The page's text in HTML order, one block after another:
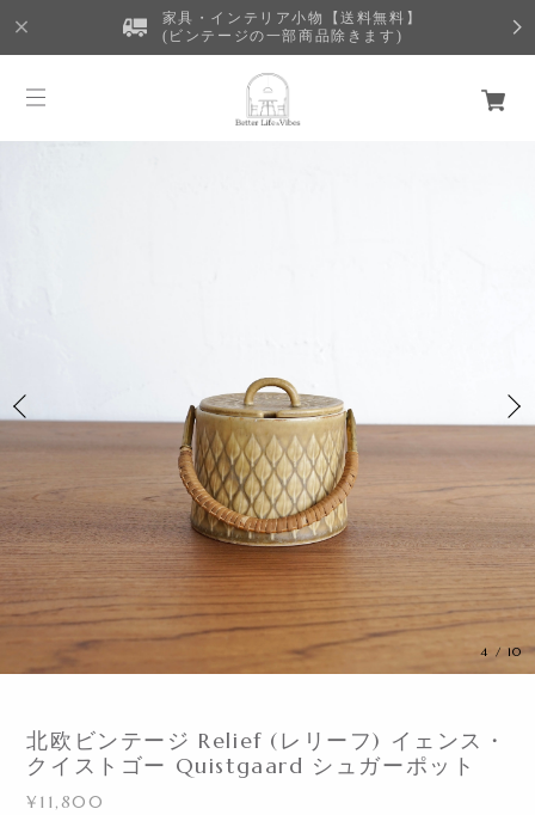
家具・インテリア小物【送料無料】
(ビンテージの一部商品除きます)
4 / 10
北欧ビンテージ Relief (レリーフ) イェンス・
クイストゴー Quistgaard シュガーポット
¥11,800